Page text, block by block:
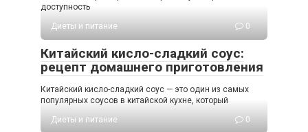
доступность
Диеты и питание
0
Китайский кисло-сладкий соус:
рецепт домашнего приготовления
Китайский кисло-сладкий соус — это один из самых
популярных соусов в китайской кухне, который
Диеты и питание
0